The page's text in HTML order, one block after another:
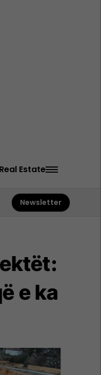
Real Estate
Newsletter
e ka